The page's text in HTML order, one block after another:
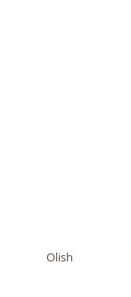
Olish